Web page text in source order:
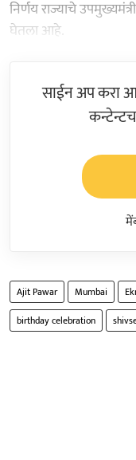
निर्णय राज्याचे उपमुख्यमंत्री
घेतला आहे.
साईन अप करा
Ajit Pawar Mumbai
birthday celebration